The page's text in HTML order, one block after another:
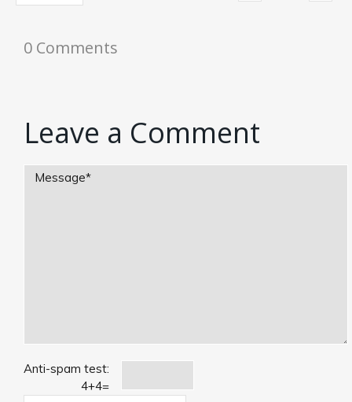
0 Comments
Leave a Comment
Anti-spam test:
4+4=